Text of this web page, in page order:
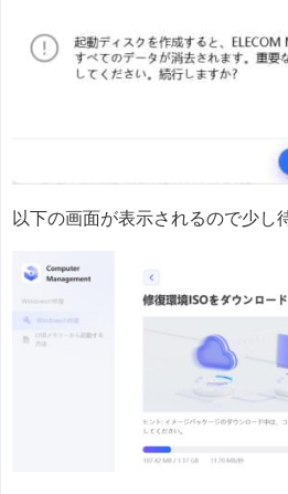
以下の画面が表示されるので少し